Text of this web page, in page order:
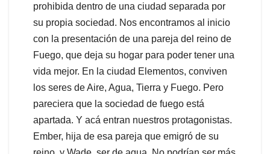
prohibida dentro de una ciudad separada por
su propia sociedad. Nos encontramos al inicio
con la presentación de una pareja del reino de
Fuego, que deja su hogar para poder tener una
vida mejor. En la ciudad Elementos, conviven
los seres de Aire, Agua, Tierra y Fuego. Pero
pareciera que la sociedad de fuego está
apartada. Y acá entran nuestros protagonistas.
Ember, hija de esa pareja que emigró de su